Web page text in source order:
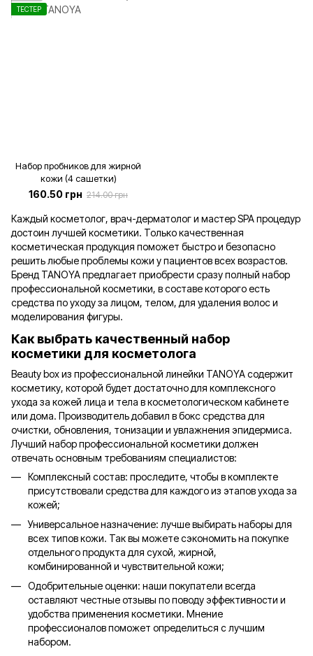
ТЕСТЕР
Набор пробников для жирной
кожи (4 сашетки)
160.50 грн 214.00 грн
Каждый косметолог, врач-дерматолог и мастер SPA процедур
достоин лучшей косметики. Только качественная
косметическая продукция поможет быстро и безопасно
решить любые проблемы кожи у пациентов всех возрастов.
Бренд TANOYA предлагает приобрести сразу полный набор
профессиональной косметики, в составе которого есть
средства по уходу за лицом, телом, для удаления волос и
моделирования фигуры.
Как выбрать качественный набор
косметики для косметолога
Beauty box из профессиональной линейки TANOYA содержит
косметику, которой будет достаточно для комплексного
ухода за кожей лица и тела в косметологическом кабинете
или дома. Производитель добавил в бокс средства для
очистки, обновления, тонизации и увлажнения эпидермиса.
Лучший набор профессиональной косметики должен
отвечать основным требованиям специалистов:
Комплексный состав: проследите, чтобы в комплекте
присутствовали средства для каждого из этапов ухода за
кожей;
Универсальное назначение: лучше выбирать наборы для
всех типов кожи. Так вы можете сэкономить на покупке
отдельного продукта для сухой, жирной,
комбинированной и чувствительной кожи;
Одобрительные оценки: наши покупатели всегда
оставляют честные отзывы по поводу эффективности и
удобства применения косметики. Мнение
профессионалов поможет определиться с лучшим
набором.